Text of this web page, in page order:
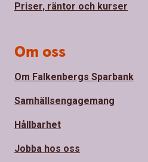
Priser, räntor och kurser
Om oss
Om Falkenbergs Sparbank
Samhällsengagemang
Hållbarhet
Jobba hos oss